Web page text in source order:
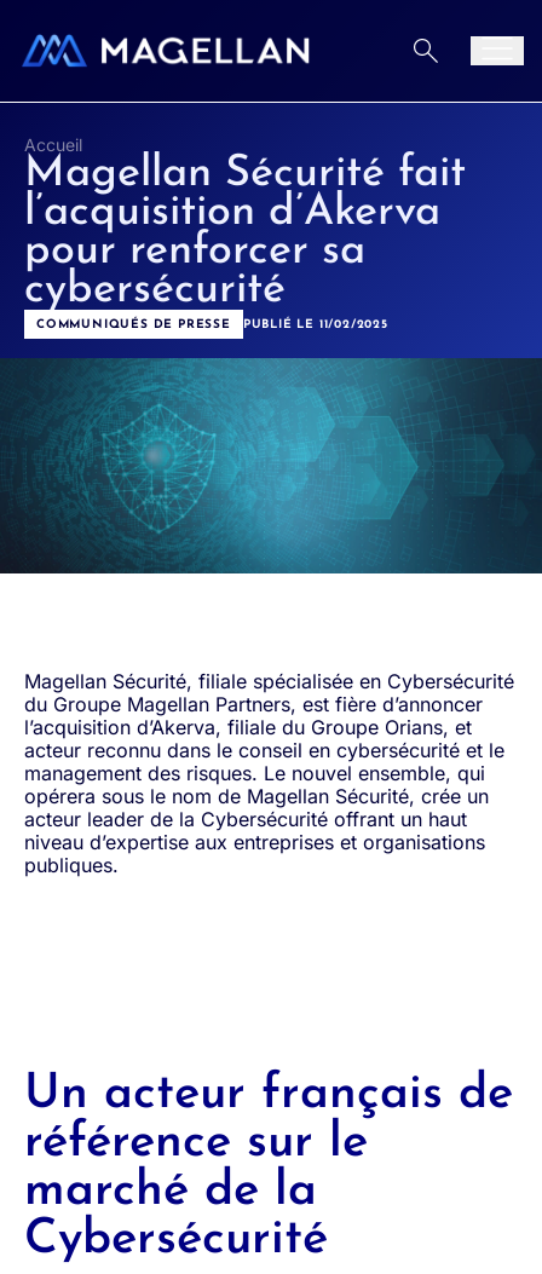
Accueil
Magellan Sécurité fait
l’acquisition d’Akerva
pour renforcer sa
cybersécurité
COMMUNIQUÉS DE PRESSE PUBLIÉ LE 11/02/2025
Magellan Sécurité, filiale spécialisée en Cybersécurité
du Groupe Magellan Partners, est fière d’annoncer
l’acquisition d’Akerva, filiale du Groupe Orians, et
acteur reconnu dans le conseil en cybersécurité et le
management des risques. Le nouvel ensemble, qui
opérera sous le nom de Magellan Sécurité, crée un
acteur leader de la Cybersécurité offrant un haut
niveau d’expertise aux entreprises et organisations
publiques.
Un acteur français de
référence sur le
marché de la
Cybersécurité